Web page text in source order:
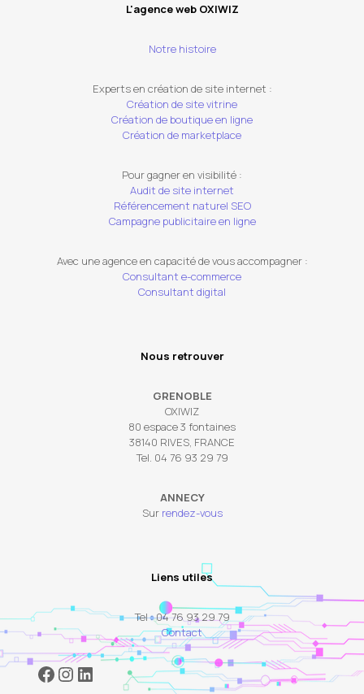
L'agence web OXIWIZ
Notre histoire
Experts en création de site internet :
Création de site vitrine
Création de boutique en ligne
Création de marketplace
Pour gagner en visibilité :
Audit de site internet
Référencement naturel SEO
Campagne publicitaire en ligne
Avec une agence en capacité de vous accompagner :
Consultant e-commerce
Consultant digital
Nous retrouver
GRENOBLE
OXIWIZ
80 espace 3 fontaines
38140 RIVES, FRANCE
Tel. 04 76 93 29 79
ANNECY
Sur rendez-vous
Liens utiles
Tel : 04 76 93 29 79
Contact
Facebook
Instagram
LinkedIn